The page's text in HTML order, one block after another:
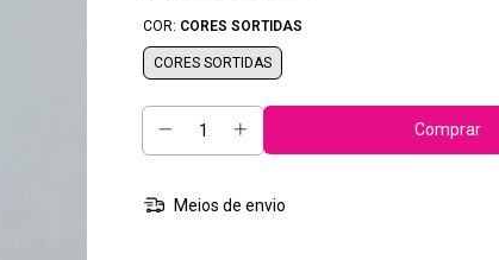
COR: CORES SORTIDAS
CORES SORTIDAS
Meios de envio